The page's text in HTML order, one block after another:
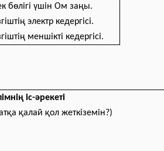
бөлігі үшін Ом заңы.
электр кедергісі.
меншікті кедергісі.
імнің іс-әрекеті
тқа қалай қол жеткіземін?)